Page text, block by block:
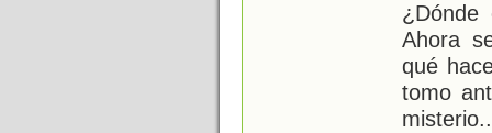
Ahora
qué
tomo
misterio